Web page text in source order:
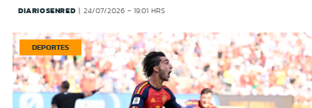
DIARIOSENRED 24/07/2026 - 19:01 HRS
DEPORTES